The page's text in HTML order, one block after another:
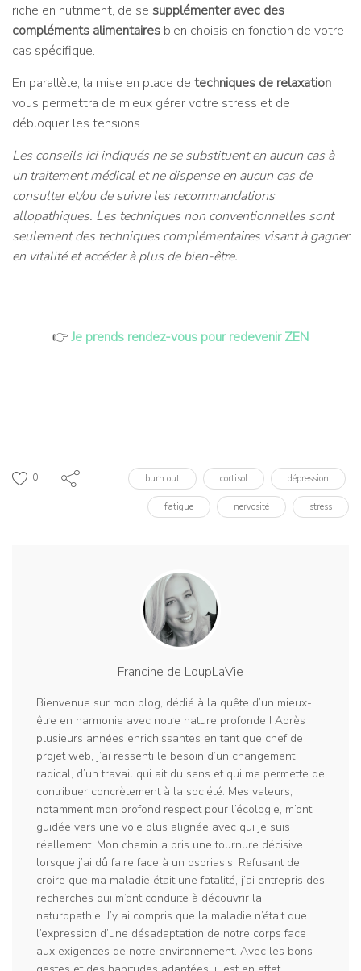
riche en nutriment, de se supplémenter avec des
compléments alimentaires bien choisis en fonction de votre
cas spécifique.
En parallèle, la mise en place de techniques de relaxation
vous permettra de mieux gérer votre stress et de
débloquer les tensions.
Les conseils ici indiqués ne se substituent en aucun cas à
un traitement médical et ne dispense en aucun cas de
consulter et/ou de suivre les recommandations
allopathiques. Les techniques non conventionnelles sont
seulement des techniques complémentaires visant à gagner
en vitalité et accéder à plus de bien-être.
👉Je prends rendez-vous pour redevenir ZEN
0 burn out cortisol dépression
fatigue nervosité stress
Francine de LoupLaVie
Bienvenue sur mon blog, dédié à la quête d’un mieux-
être en harmonie avec notre nature profonde ! Après
plusieurs années enrichissantes en tant que chef de
projet web, j’ai ressenti le besoin d’un changement
radical, d’un travail qui ait du sens et qui me permette de
contribuer concrètement à la société. Mes valeurs,
notamment mon profond respect pour l’écologie, m’ont
guidée vers une voie plus alignée avec qui je suis
réellement. Mon chemin a pris une tournure décisive
lorsque j’ai dû faire face à un psoriasis. Refusant de
croire que ma maladie était une fatalité, j’ai entrepris des
recherches qui m’ont conduite à découvrir la
naturopathie. J’y ai compris que la maladie n’était que
l’expression d’une désadaptation de notre corps face
aux exigences de notre environnement. Avec les bons